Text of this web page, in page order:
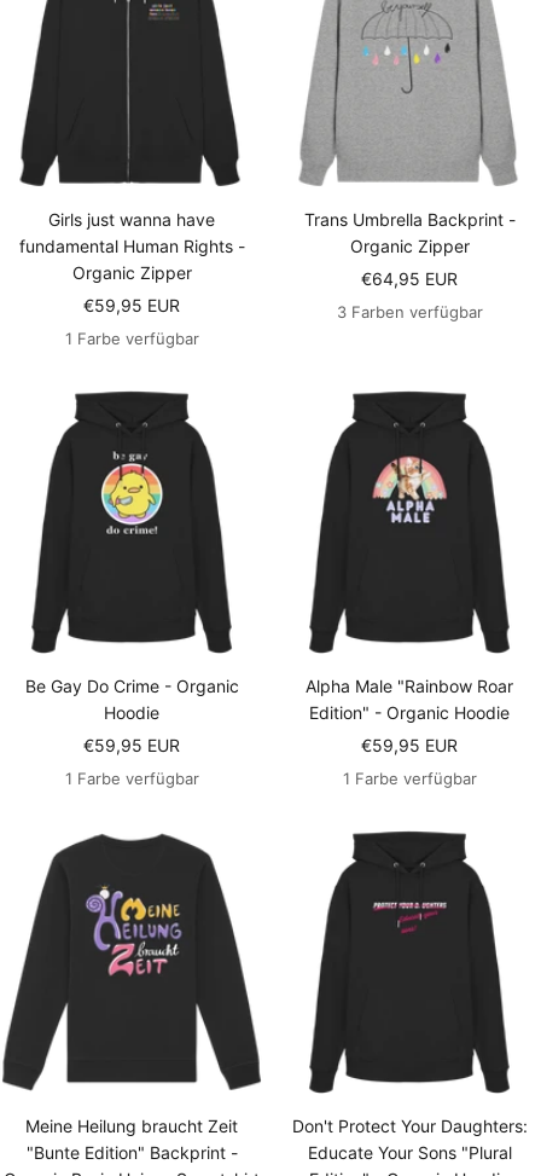
Girls just wanna have
fundamental Human Rights -
Organic Zipper
Angebotspreis
€59,95 EUR
1 Farbe verfügbar
Trans Umbrella Backprint -
Organic Zipper
Angebotspreis
€64,95 EUR
3 Farben verfügbar
Be Gay Do Crime - Organic
Hoodie
Angebotspreis
€59,95 EUR
1 Farbe verfügbar
Alpha Male "Rainbow Roar
Edition" - Organic Hoodie
Angebotspreis
€59,95 EUR
1 Farbe verfügbar
Meine Heilung braucht Zeit
"Bunte Edition" Backprint -
Don't Protect Your Daughters:
Educate Your Sons "Plural